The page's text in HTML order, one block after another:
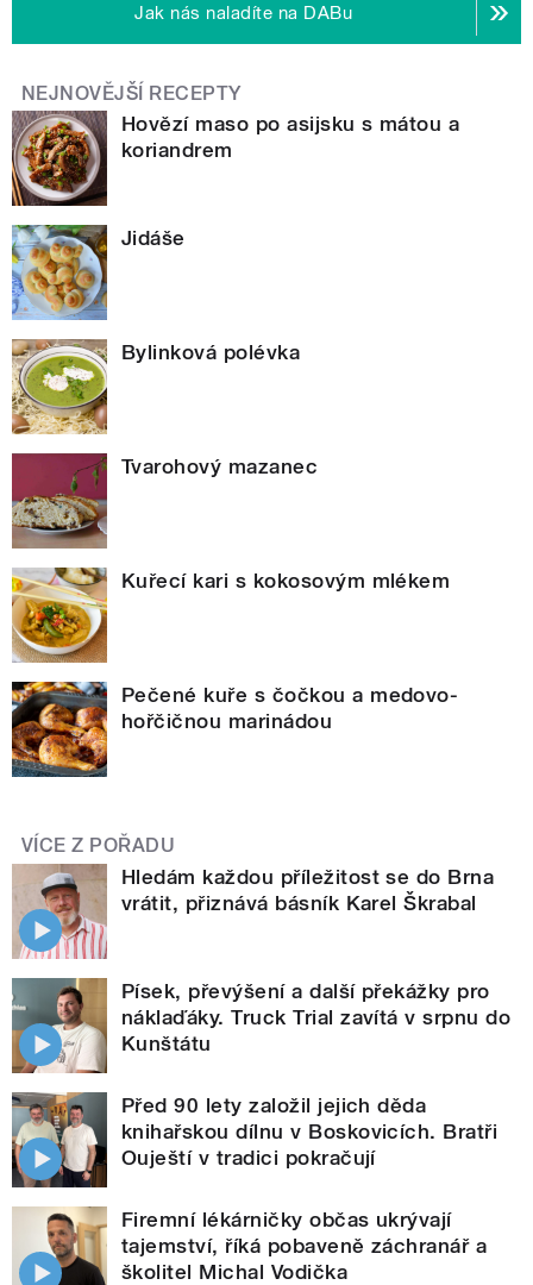
Jak nás naladíte na DABu
NEJNOVĚJŠÍ RECEPTY
Hovězí maso po asijsku s mátou a
koriandrem
Jidáše
Bylinková polévka
Tvarohový mazanec
Kuřecí kari s kokosovým mlékem
Pečené kuře s čočkou a medovo-
hořčičnou marinádou
VÍCE Z POŘADU
Hledám každou příležitost se do Brna
vrátit, přiznává básník Karel Škrabal
Písek, převýšení a další překážky pro
náklaďáky. Truck Trial zavítá v srpnu do
Kunštátu
Před 90 lety založil jejich děda
knihařskou dílnu v Boskovicích. Bratři
Ouještí v tradici pokračují
Firemní lékárničky občas ukrývají
tajemství, říká pobaveně záchranář a
školitel Michal Vodička